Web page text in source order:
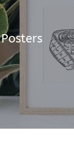
Posters